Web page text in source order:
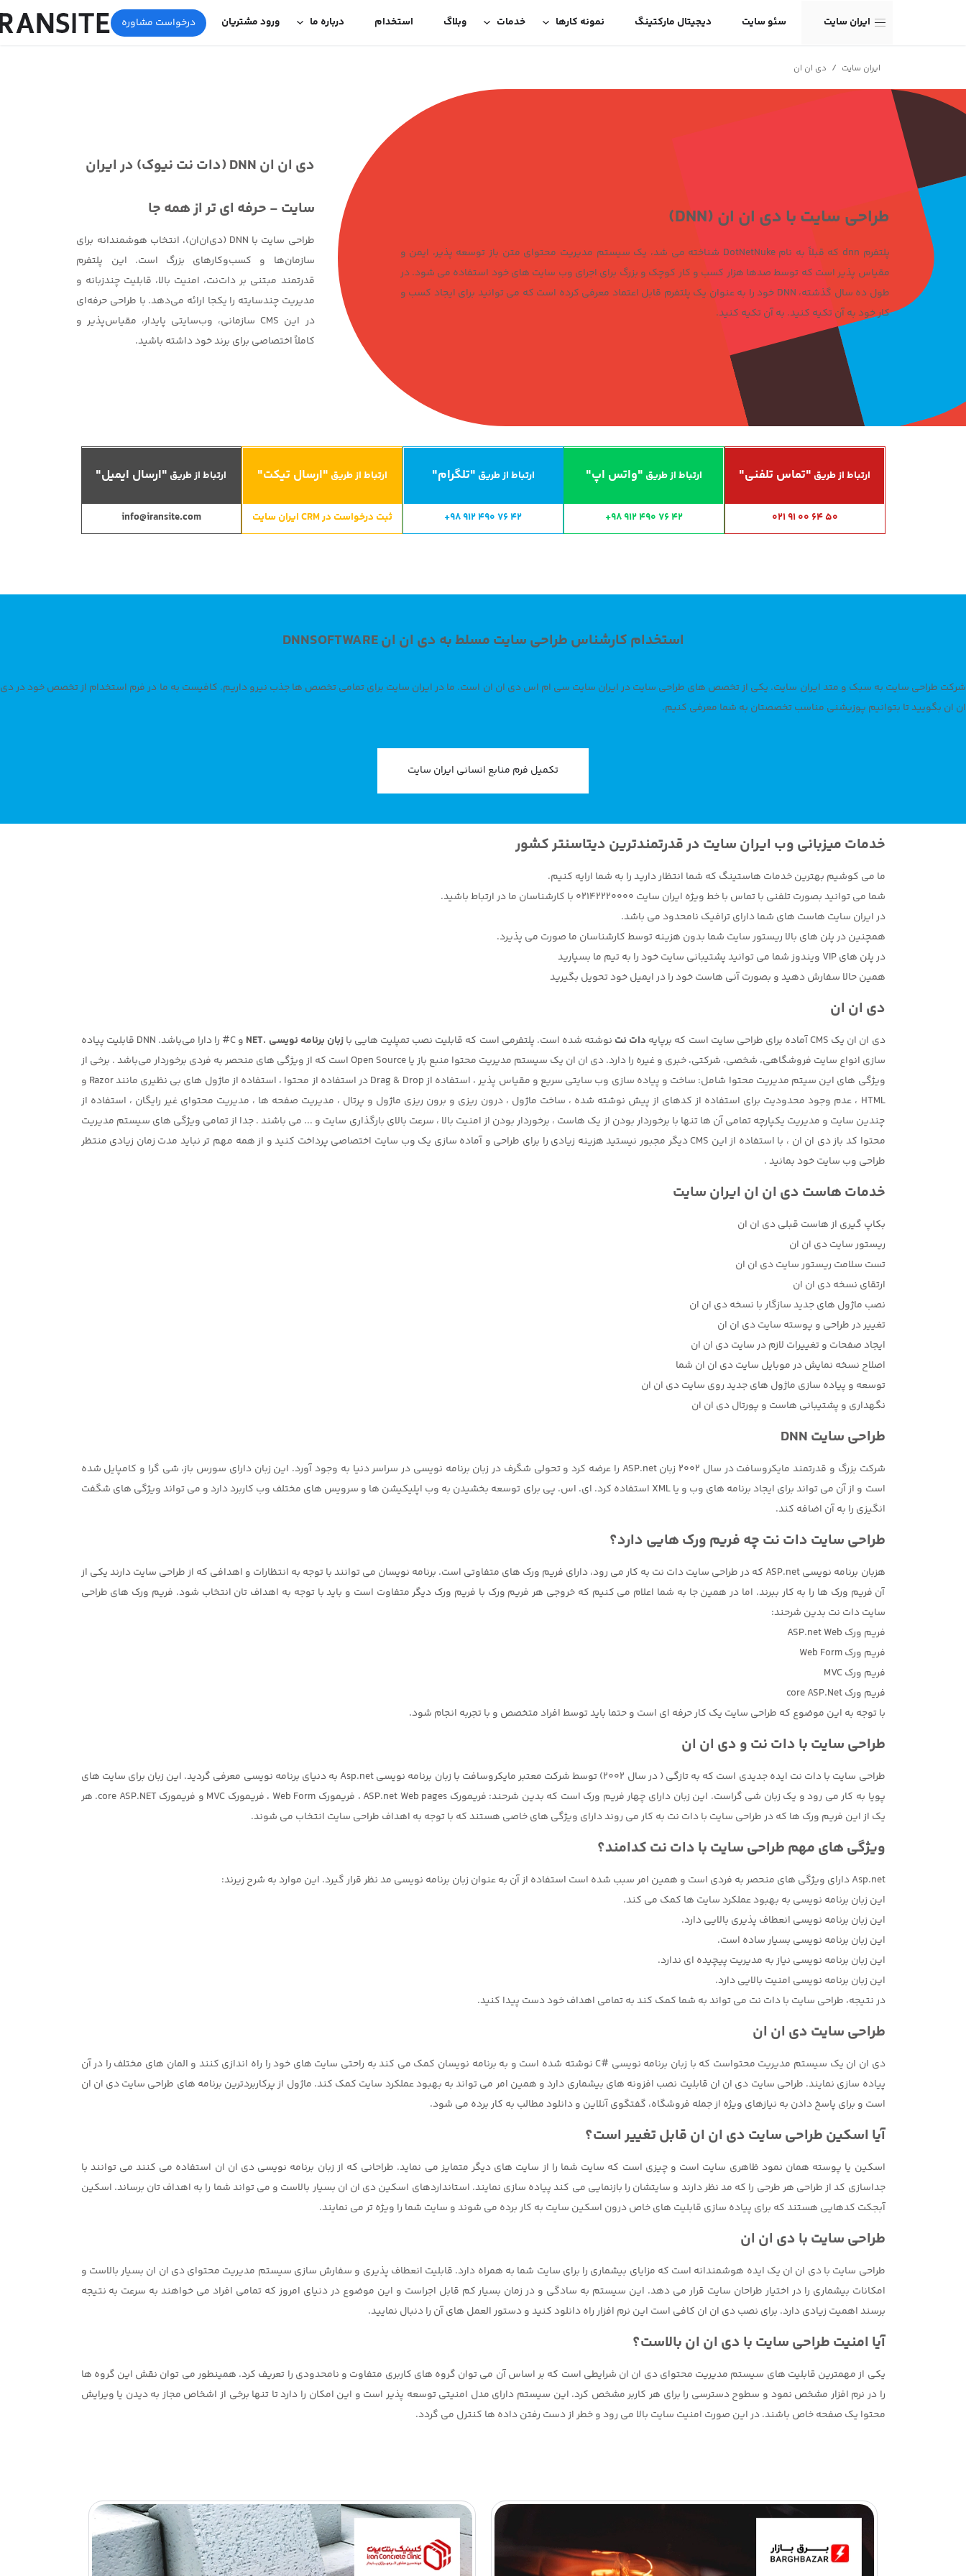
ایران سایت سئو سایت دیجیتال مارکتینگ نمونه کارها خدمات وبلاگ استخدام درباره ما ورود مشتریان درخواست مشاوره
ایران سایت / دی ان ان
طراحی سایت با دی ان ان (DNN)
پلتفرم dnn که قبلاً به نام DotNetNuke شناخته می شد، یک سیستم مدیریت محتوای متن باز توسعه پذیر، ایمن و
مقیاس پذیر است که توسط صدها هزار کسب و کار کوچک و بزرگ برای اجرای وب سایت های خود استفاده می شود. در
طول ده سال گذشته، DNN خود را به عنوان یک پلتفرم قابل اعتماد معرفی کرده است که می توانید برای ایجاد کسب و
کار خود به آن تکیه کنید. به آن تکیه کنید.
دی ان ان DNN (دات نت نیوک) در ایران
سایت - حرفه ای تر از همه جا
طراحی سایت با DNN (دی‌ان‌ان)، انتخاب هوشمندانه برای
سازمان‌ها و کسب‌وکارهای بزرگ است. این پلتفرم
قدرتمند مبتنی بر دات‌نت، امنیت بالا، قابلیت چندزبانه و
مدیریت چندسایته را یکجا ارائه می‌دهد. با طراحی حرفه‌ای
در این CMS سازمانی، وب‌سایتی پایدار، مقیاس‌پذیر و
کاملاً اختصاصی برای برند خود داشته باشید.
ارتباط از طریق "تماس تلفنی"
021 91 00 64 50
ارتباط از طریق "واتس اپ"
+98 912 490 76 42
ارتباط از طریق "تلگرام"
+98 912 490 76 42
ارتباط از طریق "ارسال تیکت"
ثبت درخواست در CRM ایران سایت
ارتباط از طریق "ارسال ایمیل"
info@iransite.com
استخدام کارشناس طراحی سایت مسلط به دی ان ان DNNSOFTWARE
شرکت طراحی سایت به سبک و متد ایران سایت. یکی از تخصص های طراحی سایت در ایران سایت سی ام اس دی ان ان است. ما در ایران سایت برای تمامی تخصص ها جذب نیرو داریم. کافیست به ما در فرم استخدام از تخصص خود در دی
ان ان بگویید تا بتوانیم پوزیشنی مناسب تخصصتان به شما معرفی کنیم.
تکمیل فرم منابع انسانی ایران سایت
خدمات میزبانی وب ایران سایت در قدرتمندترین دیتاسنتر کشور
ما می کوشیم بهترین خدمات هاستینگ که شما انتظار دارید را به شما ارایه کنیم.
شما می توانید بصورت تلفنی با تماس با خط ویژه ایران سایت 02142220000 با کارشناسان ما در ارتباط باشید.
در ایران سایت هاست های شما دارای ترافیک نامحدود می باشد.
همچنین در پلن های بالا ریستور سایت شما بدون هزینه توسط کارشناسان ما صورت می پذیرد.
در پلن های VIP ویندوز شما می توانید پشتیبانی سایت خود را به تیم ما بسپارید
همین حالا سفارش دهید و بصورت آنی هاست خود را در ایمیل خود تحویل بگیرید
دی ان ان
دی ان ان یک CMS آماده برای طراحی سایت است که برپایه دات نت نوشته شده است. پلتفرمی است که قابلیت نصب تمپلیت هایی بازبان برنامه نویسی .NET
و C# را دارا می‌باشد. DNN قابلیت پیاده
سازی انواع سایت فروشگاهی، شخصی، شرکتی، خبری و غیره را دارد. دی ان ان یک سیستم مدیریت محتوا منبع باز یا Open Source است که از ویژگی های منحصر به فردی برخوردار می‌باشد . برخی از
ویژگی های این سیتم مدیریت محتوا شامل: ساخت و پیاده سازی وب سایتی سریع و مقیاس پذیر ، استفاده از Drag & Drop در استفاده از محتوا ، استفاده از ماژول های بی نظیری مانند Razor و
HTML ، عدم وجود محدودیت برای استفاده از کدهای از پیش نوشته شده ، ساخت ماژول ، درون ریزی و برون ریزی ماژول و پرتال ، مدیریت صفحه ها ، مدیریت محتوای غیر رایگان ، استفاده از
چندین سایت و مدیریت یکپارچه تمامی آن ها تنها با برخوردار بودن از یک هاست ، برخوردار بودن از امنیت بالا ، سرعت بالای بارگذاری سایت و ... می باشند . جدا از تمامی ویژگی های سیستم مدیریت
محتوا کد باز دی ان ان ، با استفاده از این CMS دیگر مجبور نیستید هزینه زیادی را برای طراحی و آماده سازی یک وب سایت اختصاصی پرداخت کنید و از همه مهم تر نباید مدت زمان زیادی منتظر
طراحی وب سایت خود بمانید .
خدمات هاست دی ان ان ایران سایت
بکاپ گیری از هاست قبلی دی ان ان
ریستور سایت دی ان ان
تست سلامت ریستور سایت دی ان ان
ارتقای نسخه دی ان ان
نصب ماژول های جدید سازگار با نسخه دی ان ان
تغییر در طراحی و پوسته سایت دی ان ان
ایجاد صفحات و تغییرات لازم در سایت دی ان ان
اصلاح نسخه نمایش در موبایل سایت دی ان ان شما
توسعه و پیاده سازی ماژول های جدید روی سایت دی ان ان
نگهداری و پشتیبانی هاست و پورتال دی ان ان
طراحی سایت DNN
شرکت بزرگ و قدرتمند مایکروسافت در سال 2002 زبان ASP.net را عرضه کرد و تحولی شگرف در زبان برنامه نویسی در سراسر دنیا به وجود آورد. این زبان دارای سورس باز، شی گرا و کامپایل شده
است و از آن می تواند برای ایجاد برنامه های وب و یا XML استفاده کرد. ای. اس. پی برای توسعه بخشیدن به وب اپلیکیشن ها و سرویس های مختلف وب کاربرد دارد و می تواند ویژگی های شگفت
انگیزی را به آن اضافه کند.
طراحی سایت دات نت چه فریم ورک هایی دارد؟
هزبان برنامه نویسی ASP.net که در طراحی سایت دات نت به کار می رود، دارای فریم ورک های متفاوتی است. برنامه نویسان می توانند با توجه به انتظارات و اهدافی که از طراحی سایت دارند یکی از
آن فریم ورک ها را به کار ببرند. اما در همین جا به شما اعلام می کنیم که خروجی هر فریم ورک با فریم ورک دیگر متفاوت است و باید با توجه به اهداف تان انتخاب شود. فریم ورک های طراحی
سایت دات نت بدین شرحند:
فریم ورک ASP.net Web
فریم ورک Web Form
فریم ورک MVC
فریم ورک core ASP.Net
با توجه به این موضوع که طراحی سایت یک کار حرفه ای است و حتما باید توسط افراد متخصص و با تجربه انجام شود.
طراحی سایت با دات نت و دی ان ان
طراحی سایت با دات نت ایده جدیدی است که به تازگی ( در سال 2002) توسط شرکت معتبر مایکروسافت با زبان برنامه نویسی Asp.net به دنیای برنامه نویسی معرفی گردید. این زبان برای سایت های
پویا به کار می رود و یک زبان شی گراست. این زبان دارای چهار فریم ورک است که بدین شرحند: فریمورک ASP.net Web pages ، فریمورک Web Form ، فریمورک MVC و فریمورک core ASP.NET. هر
یک از این فریم ورک ها که در طراحی سایت با دات نت به کار می روند دارای ویژگی های خاصی هستند که با توجه به اهداف طراحی سایت انتخاب می شوند.
ویژگی های مهم طراحی سایت با دات نت کدامند؟
Asp.net دارای ویژگی های منحصر به فردی است و همین امر سبب شده است استفاده از آن به عنوان زبان برنامه نویسی مد نظر قرار گیرد. این موارد به شرح زیرند:
این زبان برنامه نویسی به بهبود عملکرد سایت ها کمک می کند.
این زبان برنامه نویسی انعطاف پذیری بالایی دارد.
این زبان برنامه نویسی بسیار ساده است.
این زبان برنامه نویسی نیاز به مدیریت پیچیده ای ندارد.
این زبان برنامه نویسی امنیت بالایی دارد.
در نتیجه، طراحی سایت با دات نت می تواند به شما کمک کند به تمامی اهداف خود دست پیدا کنید.
طراحی سایت دی ان ان
دی ان ان یک سیستم مدیریت محتواست که با زبان برنامه نویسی #C نوشته شده است و به برنامه نویسان کمک می کند به راحتی سایت های خود را راه اندازی کنند و المان های مختلف را در آن
پیاده سازی نمایند. طراحی سایت دی ان ان قابلیت نصب افزونه های بیشماری دارد و همین امر می تواند به بهبود عملکرد سایت کمک کند. ماژول از پرکاربردترین برنامه های طراحی سایت دی ان ان
است و برای پاسخ دادن به نیازهای ویژه از جمله فروشگاه، گفتگوی آنلاین و دانلود مطالب به کار برده می شود.
آیا اسکین طراحی سایت دی ان ان قابل تغییر است؟
اسکین یا پوسته همان نمود ظاهری سایت است و چیزی است که سایت شما را از سایت های دیگر متمایز می نماید. طراحانی که از زبان برنامه نویسی دی ان ان استفاده می کنند می توانند با
جداسازی کد از طراحی هر طرحی را که مد نظر دارند و سایتشان را بازنمایی می کند پیاده سازی نمایند. استانداردهای اسکین دی ان ان بسیار بالاست و می تواند شما را به اهداف تان برساند. اسکین
آبجکت کدهایی هستند که برای پیاده سازی قابلیت های خاص درون اسکین سایت به کار برده می شوند و سایت شما را ویژه تر می نمایند.
طراحی سایت با دی ان ان
طراحی سایت با دی ان ان یک ایده هوشمندانه است که مزایای بیشماری را برای سایت شما به همراه دارد. قابلیت انعطاف پذیری و سفارش سازی سیستم مدیریت محتوای دی ان ان بسیار بالاست و
امکانات بیشماری را در اختیار طراحان سایت قرار می دهد. این سیستم به سادگی و در زمان بسیار کم قابل اجراست و این موضوع در دنیای امروز که تمامی افراد می خواهند به سرعت به نتیجه
برسند اهمیت زیادی دارد. برای نصب دی ان ان کافی است این نرم افزار راه دانلود کنید و دستور العمل های آن را دنبال نمایید.
آیا امنیت طراحی سایت با دی ان ان بالاست؟
یکی از مهمترین قابلیت های سیستم مدیریت محتوای دی ان ان شرایطی است که بر اساس آن می توان گروه های کاربری متفاوت و نامحدودی را تعریف کرد. همینطور می توان نقش این گروه ها
را در نرم افزار مشخص نمود و سطوح دسترسی را برای هر کاربر مشخص کرد. این سیستم دارای مدل امنیتی توسعه پذیر است و این امکان را دارد تا تنها برخی از اشخاص مجاز به دیدن یا ویرایش
محتوا یک صفحه خاص باشند. در این صورت امنیت سایت بالا می رود و خطر از دست رفتن داده ها کنترل می گردد.